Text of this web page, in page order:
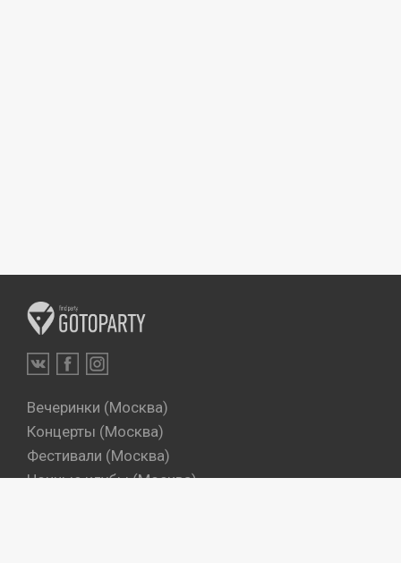
Вечеринки (Москва)
Концерты (Москва)
Фестивали (Москва)
Ночные клубы (Москва)